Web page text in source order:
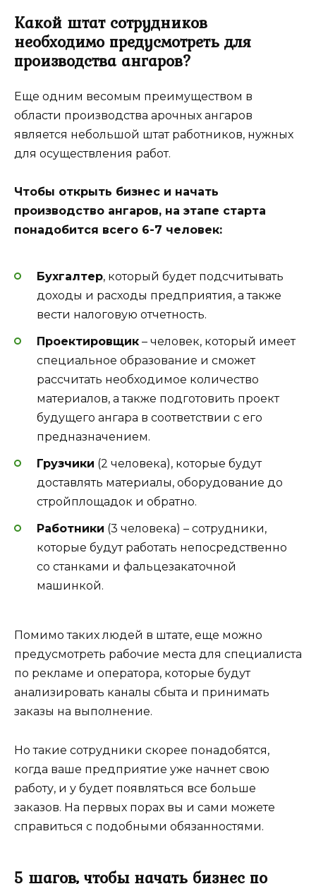
Какой штат сотрудников
необходимо предусмотреть для
производства ангаров?
Еще одним весомым преимуществом в
области производства арочных ангаров
является небольшой штат работников, нужных
для осуществления работ.
Чтобы открыть бизнес и начать
производство ангаров, на этапе старта
понадобится всего 6-7 человек:
Бухгалтер, который будет подсчитывать
доходы и расходы предприятия, а также
вести налоговую отчетность.
Проектировщик – человек, который имеет
специальное образование и сможет
рассчитать необходимое количество
материалов, а также подготовить проект
будущего ангара в соответствии с его
предназначением.
Грузчики (2 человека), которые будут
доставлять материалы, оборудование до
стройплощадок и обратно.
Работники (3 человека) – сотрудники,
которые будут работать непосредственно
со станками и фальцезакаточной
машинкой.
Помимо таких людей в штате, еще можно
предусмотреть рабочие места для специалиста
по рекламе и оператора, которые будут
анализировать каналы сбыта и принимать
заказы на выполнение.
Но такие сотрудники скорее понадобятся,
когда ваше предприятие уже начнет свою
работу, и у будет появляться все больше
заказов. На первых порах вы и сами можете
справиться с подобными обязанностями.
5 шагов, чтобы начать бизнес по